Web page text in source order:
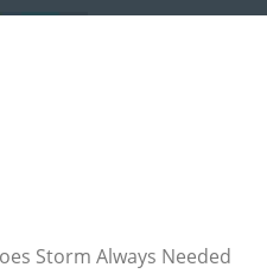
Storm Always Needed